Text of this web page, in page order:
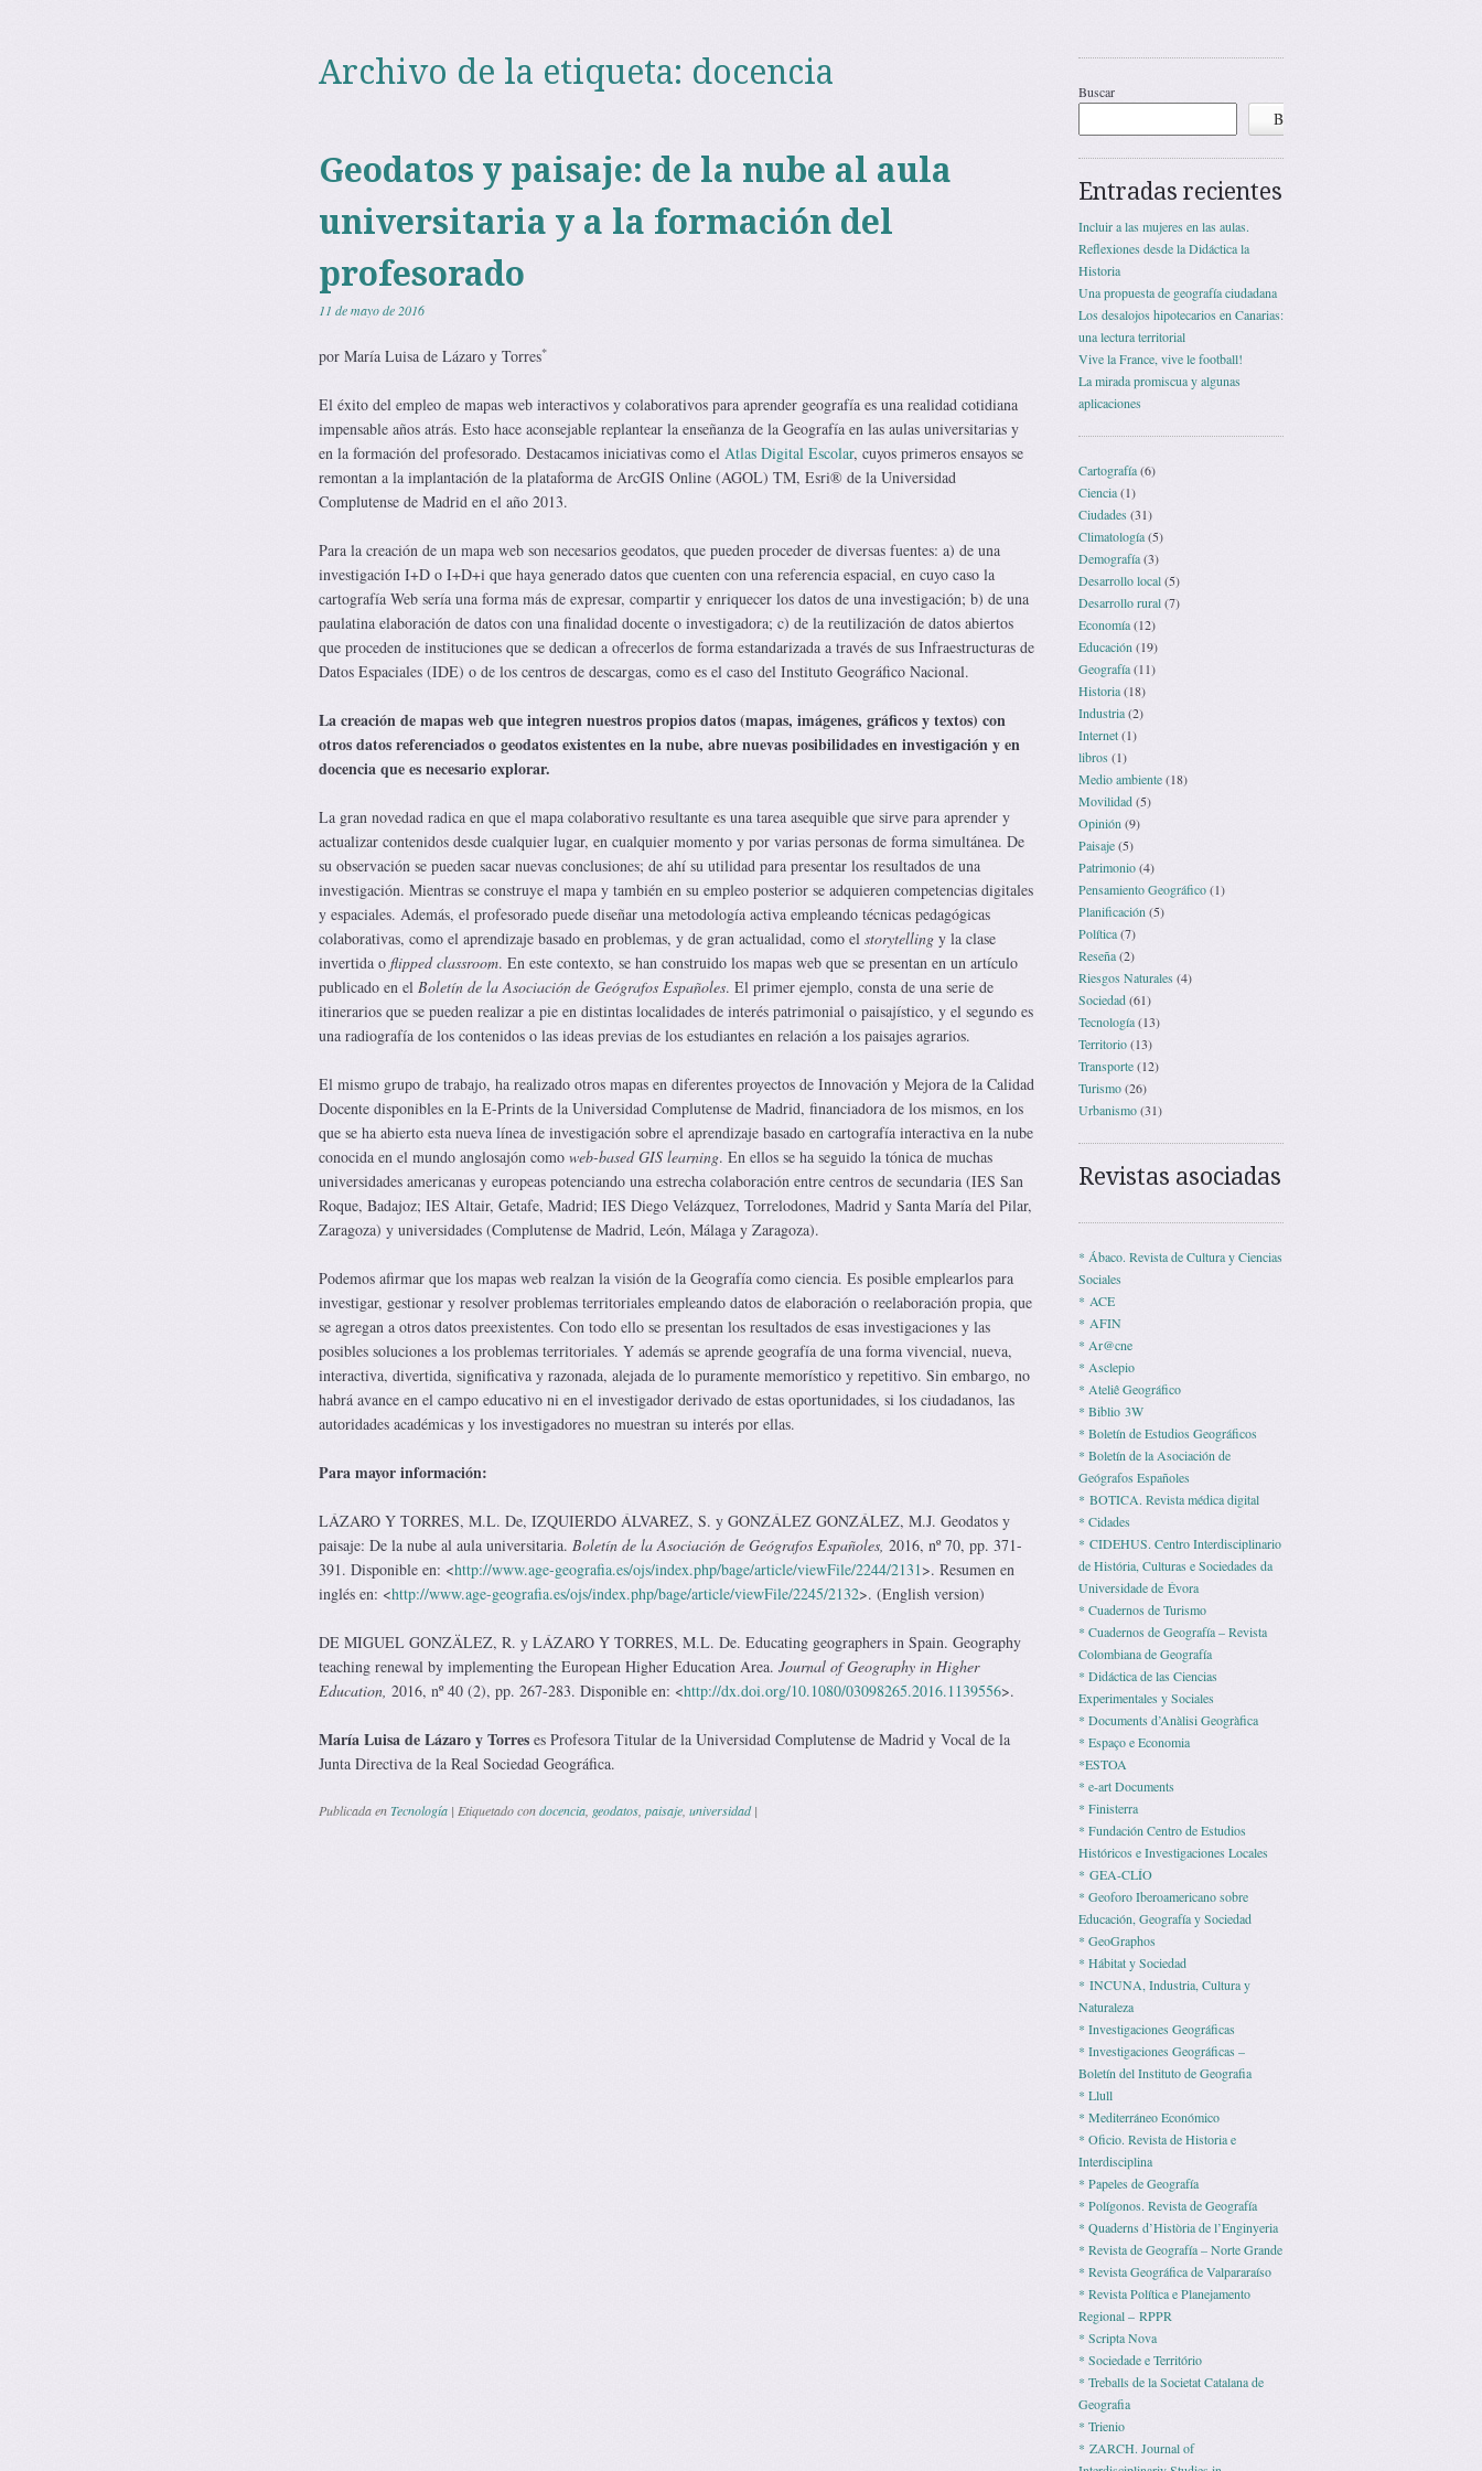
Archivo de la etiqueta: docencia
Geodatos y paisaje: de la nube al aula
universitaria y a la formación del
profesorado
11 de mayo de 2016
por María Luisa de Lázaro y Torres*
El éxito del empleo de mapas web interactivos y colaborativos para aprender geografía es una realidad cotidiana
impensable años atrás. Esto hace aconsejable replantear la enseñanza de la Geografía en las aulas universitarias y
en la formación del profesorado. Destacamos iniciativas como elAtlas Digital Escolar, cuyos primeros ensayos se
remontan a la implantación de la plataforma de ArcGIS Online (AGOL) TM, Esri® de la Universidad
Complutense de Madrid en el año 2013.
Para la creación de un mapa web son necesarios geodatos, que pueden proceder de diversas fuentes: a) de una
investigación I+D o I+D+i que haya generado datos que cuenten con una referencia espacial, en cuyo caso la
cartografía Web sería una forma más de expresar, compartir y enriquecer los datos de una investigación; b) de una
paulatina elaboración de datos con una finalidad docente o investigadora; c) de la reutilización de datos abiertos
que proceden de instituciones que se dedican a ofrecerlos de forma estandarizada a través de sus Infraestructuras de
Datos Espaciales (IDE) o de los centros de descargas, como es el caso del Instituto Geográfico Nacional.
La creación de mapas web que integren nuestros propios datos (mapas, imágenes, gráficos y textos) con
otros datos referenciados o geodatos existentes en la nube, abre nuevas posibilidades en investigación y en
docencia que es necesario explorar.
La gran novedad radica en que el mapa colaborativo resultante es una tarea asequible que sirve para aprender y
actualizar contenidos desde cualquier lugar, en cualquier momento y por varias personas de forma simultánea. De
su observación se pueden sacar nuevas conclusiones; de ahí su utilidad para presentar los resultados de una
investigación. Mientras se construye el mapa y también en su empleo posterior se adquieren competencias digitales
y espaciales. Además, el profesorado puede diseñar una metodología activa empleando técnicas pedagógicas
colaborativas, como el aprendizaje basado en problemas, y de gran actualidad, como el storytellingy la clase
invertida o flipped classroom. En este contexto, se han construido los mapas web que se presentan en un artículo
publicado en el Boletín de la Asociación de Geógrafos Españoles. El primer ejemplo, consta de una serie de
itinerarios que se pueden realizar a pie en distintas localidades de interés patrimonial o paisajístico, y el segundo es
una radiografía de los contenidos o las ideas previas de los estudiantes en relación a los paisajes agrarios.
El mismo grupo de trabajo, ha realizado otros mapas en diferentes proyectos de Innovación y Mejora de la Calidad
Docente disponibles en la E-Prints de la Universidad Complutense de Madrid, financiadora de los mismos, en los
que se ha abierto esta nueva línea de investigación sobre el aprendizaje basado en cartografía interactiva en la nube
conocida en el mundo anglosajón comoweb-based GIS learning. En ellos se ha seguido la tónica de muchas
universidades americanas y europeas potenciando una estrecha colaboración entre centros de secundaria (IES San
Roque, Badajoz; IES Altair, Getafe, Madrid; IES Diego Velázquez, Torrelodones, Madrid y Santa María del Pilar,
Zaragoza) y universidades (Complutense de Madrid, León, Málaga y Zaragoza).
Podemos afirmar que los mapas web realzan la visión de la Geografía como ciencia. Es posible emplearlos para
investigar, gestionar y resolver problemas territoriales empleando datos de elaboración o reelaboración propia, que
se agregan a otros datos preexistentes. Con todo ello se presentan los resultados de esas investigaciones y las
posibles soluciones a los problemas territoriales. Y además se aprende geografía de una forma vivencial, nueva,
interactiva, divertida, significativa y razonada, alejada de lo puramente memorístico y repetitivo. Sin embargo, no
habrá avance en el campo educativo ni en el investigador derivado de estas oportunidades, si los ciudadanos, las
autoridades académicas y los investigadores no muestran su interés por ellas.
Para mayor información:
LÁZARO Y TORRES, M.L. De, IZQUIERDO ÁLVAREZ, S. y GONZÁLEZ GONZÁLEZ, M.J. Geodatos y
paisaje: De la nube al aula universitaria. Boletín de la Asociación de Geógrafos Españoles, 2016, nº 70, pp. 371-
391. Disponible en: <http://www.age-geografia.es/ojs/index.php/bage/article/viewFile/2244/2131>. Resumen en
inglés en: <http://www.age-geografia.es/ojs/index.php/bage/article/viewFile/2245/2132>. (English version)
DE MIGUEL GONZÄLEZ, R. y LÁZARO Y TORRES, M.L. De. Educating geographers in Spain. Geography
teaching renewal by implementing the European Higher Education Area. Journal of Geography in Higher
Education, 2016, nº 40 (2), pp. 267-283. Disponible en: <http://dx.doi.org/10.1080/03098265.2016.1139556>.
María Luisa de Lázaro y Torreses Profesora Titular de la Universidad Complutense de Madrid y Vocal de la
Junta Directiva de la Real Sociedad Geográfica.
Publicada enTecnología | Etiquetado condocencia, geodatos, paisaje, universidad |
Buscar
Buscar
Entradas recientes
Incluir a las mujeres en las aulas.
Reflexiones desde la Didáctica la
Historia
Una propuesta de geografía ciudadana
Los desalojos hipotecarios en Canarias:
una lectura territorial
Vive la France, vive le football!
La mirada promiscua y algunas
aplicaciones
Cartografía(6)
Ciencia(1)
Ciudades (31)
Climatología(5)
Demografía(3)
Desarrollo local(5)
Desarrollo rural(7)
Economía(12)
Educación (19)
Geografía(11)
Historia(18)
Industria(2)
Internet(1)
libros(1)
Medio ambiente(18)
Movilidad(5)
Opinión (9)
Paisaje(5)
Patrimonio(4)
Pensamiento Geográfico(1)
Planificación (5)
Política(7)
Reseña(2)
Riesgos Naturales (4)
Sociedad(61)
Tecnología(13)
Territorio(13)
Transporte(12)
Turismo(26)
Urbanismo(31)
Revistas asociadas
* Ábaco. Revista de Cultura y Ciencias
Sociales
* ACE
* AFIN
* Ar@cne
* Asclepio
* Ateliê Geográfico
* Biblio 3W
* Boletín de Estudios Geográficos
* Boletín de la Asociación de
Geógrafos Españoles
* BOTICA. Revista médica digital
* Cidades
* CIDEHUS. Centro Interdisciplinario
de História, Culturas e Sociedades da
Universidade de Évora
* Cuadernos de Turismo
* Cuadernos de Geografía – Revista
Colombiana de Geografía
* Didáctica de las Ciencias
Experimentales y Sociales
* Documents d’Anàlisi Geogràfica
* Espaço e Economia
*ESTOA
* e-art Documents
* Finisterra
* Fundación Centro de Estudios
Históricos e Investigaciones Locales
* GEA-CLÍO
* Geoforo Iberoamericano sobre
Educación, Geografía y Sociedad
* GeoGraphos
* Hábitat y Sociedad
* INCUNA, Industria, Cultura y
Naturaleza
* Investigaciones Geográficas
* Investigaciones Geográficas –
Boletín del Instituto de Geografia
* Llull
* Mediterráneo Económico
* Ofi­cio. Revista de His­to­ria e
Interdisciplina
* Pape­les de Geografía
* Polígonos. Revista de Geografía
* Quaderns d’Història de l’Enginyeria
* Revista de Geografía – Norte Grande
* Revista Geográfica de Valpararaíso
* Revista Polí­tica e Pla­ne­ja­mento
Regio­nal – RPPR
* Scripta Nova
* Sociedade e Território
* Treballs de la Societat Catalana de
Geografia
* Trienio
* ZARCH. Journal of